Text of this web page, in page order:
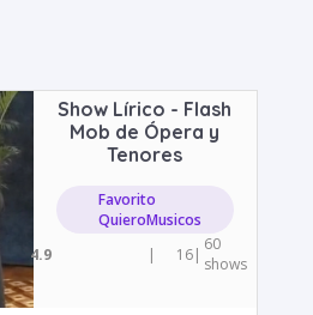
Show Lírico - Flash
Mob de Ópera y
Tenores
Favorito
QuieroMusicos
4.9
| 16| 60
shows